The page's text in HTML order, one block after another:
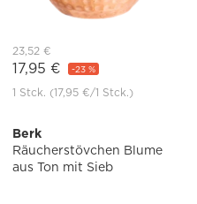
23,52 €
17,95 € -23 %
1 Stck. (17,95 €/1 Stck.)
Berk
Räucherstövchen Blume
aus Ton mit Sieb